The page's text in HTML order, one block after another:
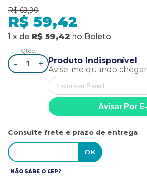
R$ 69,90
R$ 59,42
1 x de R$ 59,42 no Boleto
Qtde.
- +
Produto Indisponível
Avise-me quando chegar
Consulte frete e prazo de entrega
NÃO SABE O CEP?